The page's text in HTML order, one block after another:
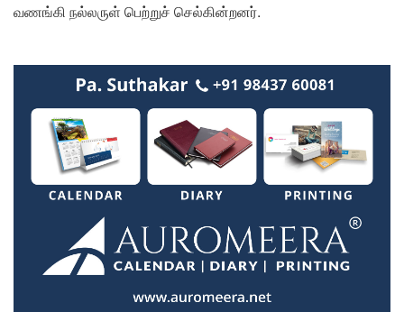
வணங்கி நல்லருள் பெற்றுச் செல்கின்றனர்.